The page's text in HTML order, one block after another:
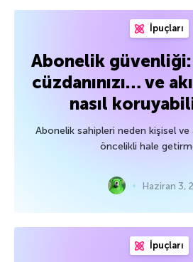
İpuçları
Abonelik güvenliği:
cüzdanınızı… ve
nasıl
Abonelik sahipleri neden kişisel ve
öncelikli hale
Haziran 3,
İpuçları